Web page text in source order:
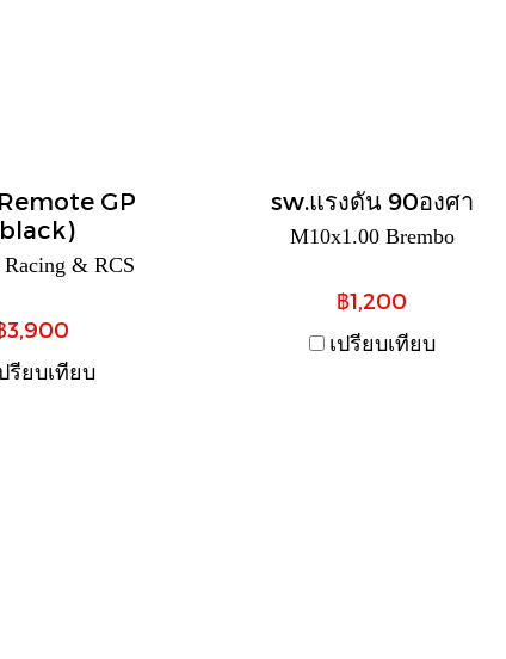
GP
& RCS
3,900
รียบเทียบ
sw.แรงดัน 90องศา
M10x1.00 Brembo
฿1,200
เปรียบเทียบ